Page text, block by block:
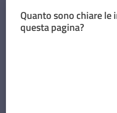
Quanto sono chiare
questa pagina?